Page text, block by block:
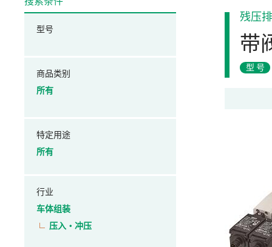
残压
带
型号
型号
商品类别
所有
特定用途
所有
行业
车体组装
压入・冲压